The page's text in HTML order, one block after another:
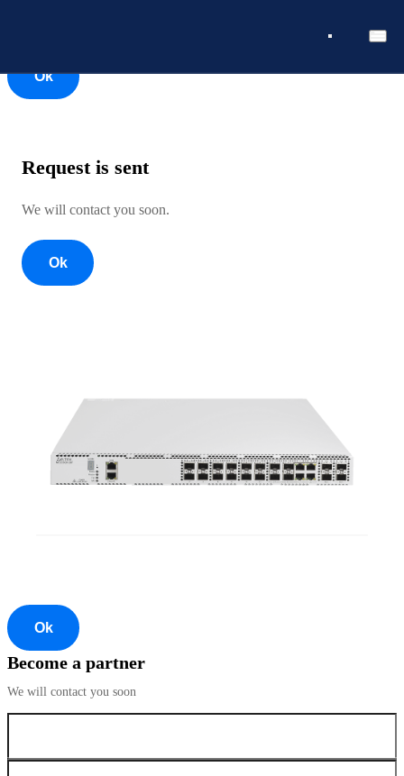
Ok
Request is sent
We will contact you soon.
Ok
Ok
Become a partner
We will contact you soon